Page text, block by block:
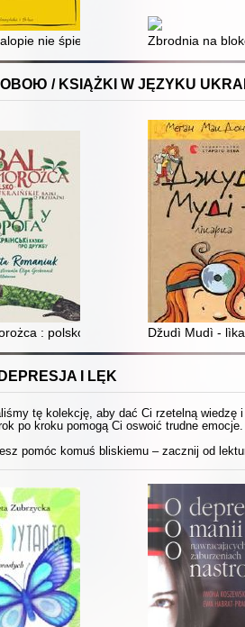
nie śpiewa Zbrodnia na
/ KSIĄŻKI W JĘZYKU
: polsko-ukraińskie bajki o przyjaźni
Džudì Mudì -
DEPRESJA I LĘK
tę kolekcję, aby dać Ci rzetelną
po kroku pomogą Ci oswoić trudne emocje.
pomóc komuś bliskiemu – zacznij od